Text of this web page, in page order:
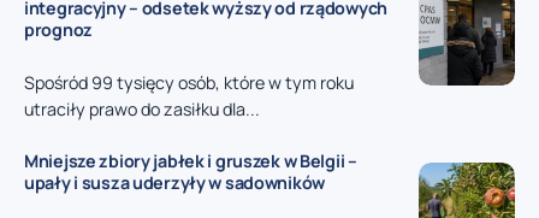
integracyjny – odsetek wyższy od rządowych
prognoz
Spośród 99 tysięcy osób, które w tym roku
utraciły prawo do zasiłku dla...
Mniejsze zbiory jabłek i gruszek w Belgii –
upały i susza uderzyły w sadowników